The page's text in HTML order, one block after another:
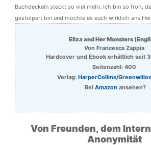
Buchdeckeln steckt so viel mehr. Ich bin so froh,
gestolpert bin und möchte es euch wirklich ans
Eliza and Her Monsters
Von Francesca Zappia
Hardcover und Ebook erhältlich seit
Seitenzahl: 400
Verlag: HarperCollins/
Bei Amazonansehen?
Von Freunden, dem
Anonymität